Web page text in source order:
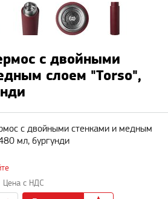
с двойными
слоем "Torso",
с двойными стенками и медным
мл, бургунди